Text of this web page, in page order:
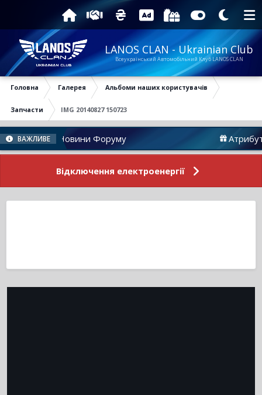
LANOS CLAN - Ukrainian Club
Всеукраїнський Автомобільний Клуб LANOS CLAN
Головна Галерея Альбоми наших користувачів
Запчасти IMG 20140827 150723
ВАЖЛИВЕНовини Форуму Атрибутика
Відключення електроенергії